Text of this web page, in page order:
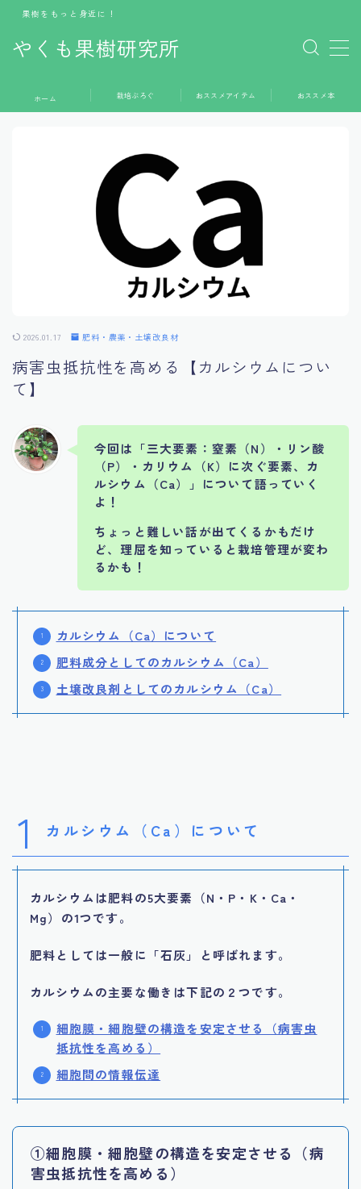
やくも果樹研究所
果樹をもっと身近に！
MENU
ホーム
おススメアイテム
おススメ本
ホーム 栽培ぶろぐ おススメアイテム おススメ本
2026.01.17 肥料・農薬・土壌改良材
病害虫抵抗性を高める【カルシウムについ
て】
今回は「三大要素：窒素（N）・リン酸
（P）・カリウム（K）に次ぐ要素、カ
ルシウム（Ca）」について語っていく
よ！
ちょっと難しい話が出てくるかもだけ
ど、理屈を知っていると栽培管理が変わ
るかも！
カルシウム（Ca）について
肥料成分としてのカルシウム（Ca）
土壌改良剤としてのカルシウム（Ca）
1 カルシウム（Ca）について
カルシウムは肥料の5大要素（N・P・K・Ca・
Mg）の1つです。
肥料としては一般に「石灰」と呼ばれます。
カルシウムの主要な働きは下記の２つです。
細胞膜・細胞壁の構造を安定させる（病害虫
抵抗性を高める）
細胞間の情報伝達
①細胞膜・細胞壁の構造を安定させる（病
害虫抵抗性を高める）